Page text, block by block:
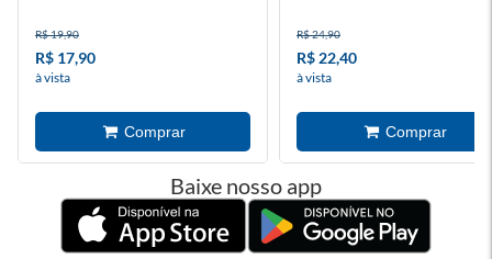
R$ 19,90
R$ 17,90
à vista
R$ 24,90
R$ 22,40
à vista
Baixe nosso app